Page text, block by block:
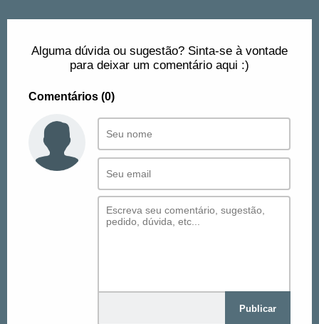
Alguma dúvida ou sugestão? Sinta-se à vontade
para deixar um comentário aqui :)
Comentários (0)
Publicar